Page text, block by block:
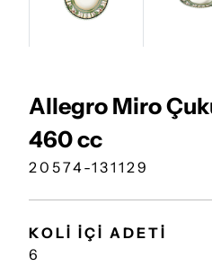
Allegro Miro
460 cc
20574-131129
KOLİ İÇİ ADETİ
6